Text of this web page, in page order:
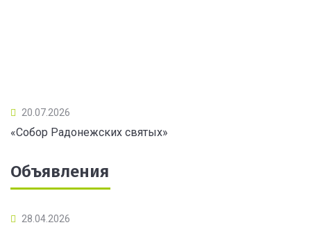
20.07.2026
«Собор Радонежских святых»
Объявления
28.04.2026